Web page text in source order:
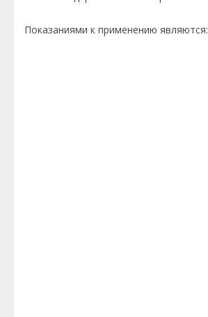
Показаниями к применению являются: